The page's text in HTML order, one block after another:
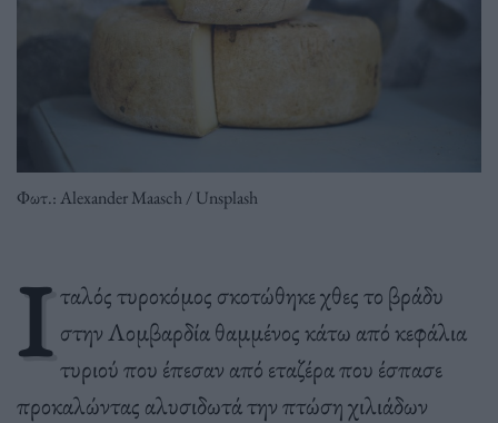
Φωτ.: Alexander Maasch / Unsplash
Ι ταλός τυροκόμος σκοτώθηκε χθες το βράδυ
στην Λομβαρδία θαμμένος κάτω από κεφάλια
τυριού που έπεσαν από εταζέρα που έσπασε
προκαλώντας αλυσιδωτά την πτώση χιλιάδων